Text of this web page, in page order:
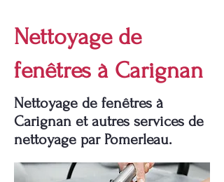
Nettoyage de
fenêtres à Carignan
Nettoyage de fenêtres à
Carignan et autres services de
nettoyage par Pomerleau.